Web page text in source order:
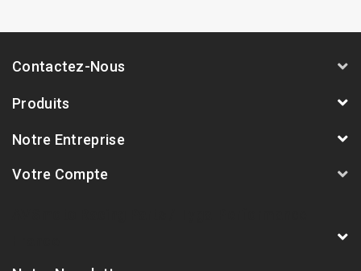
Contactez-Nous
Produits
Notre Entreprise
Votre Compte